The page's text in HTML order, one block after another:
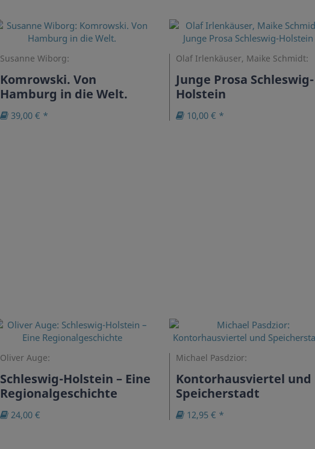
Susanne Wiborg:
Komrowski. Von
Hamburg in die Welt.
39,00 € *
Olaf Irlenkäuser, Maike Schmidt:
Junge Prosa Schleswig-
Holstein
10,00 € *
Oliver Auge:
Schleswig-Holstein – Eine
Regionalgeschichte
24,00 €
Michael Pasdzior:
Kontorhausviertel und
Speicherstadt
12,95 € *